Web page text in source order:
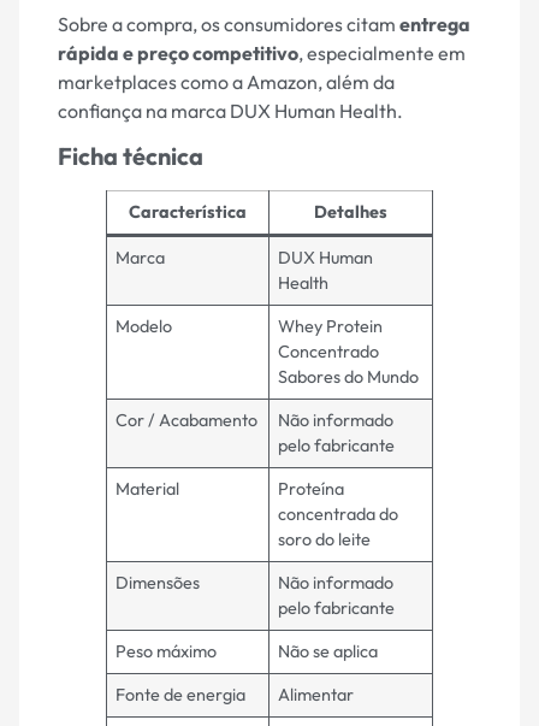
Sobre a compra, os consumidores citam entrega
rápida e preço competitivo, especialmente em
marketplaces como a Amazon, além da
confiança na marca DUX Human Health.
Ficha técnica
Característica Detalhes
Marca
DUX Human
Health
Modelo
Whey Protein
Concentrado
Sabores do Mundo
Cor / Acabamento
Não informado
pelo fabricante
Material
Proteína
concentrada do
soro do leite
Dimensões
Não informado
pelo fabricante
Peso máximo
Não se aplica
Fonte de energia
Alimentar